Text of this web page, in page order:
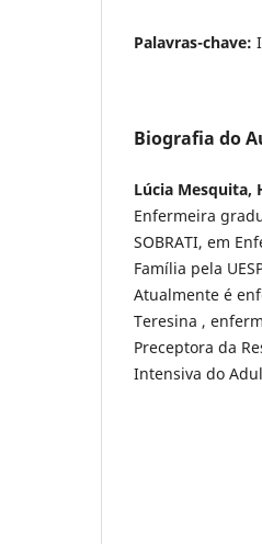
Palavras-chave:
Biografia do
Lúcia Mesquita,
Enfermeira
SOBRATI, em
Família pela
Atualmente é
Teresina ,
Preceptora da
Intensiva do